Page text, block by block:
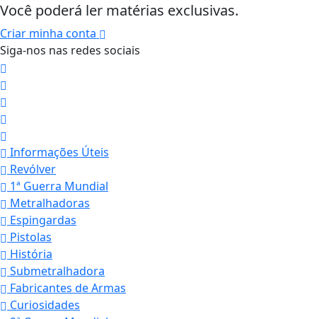
Você poderá ler matérias exclusivas.
Criar minha conta
Siga-nos nas redes sociais
Informações Úteis
Revólver
1ª Guerra Mundial
Metralhadoras
Espingardas
Pistolas
História
Submetralhadora
Fabricantes de Armas
Curiosidades